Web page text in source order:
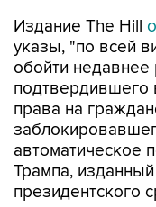
Издание The Hill
указы, "по всей
обойти
подтвердившего
права на
автоматическое
Трампа,
президентского